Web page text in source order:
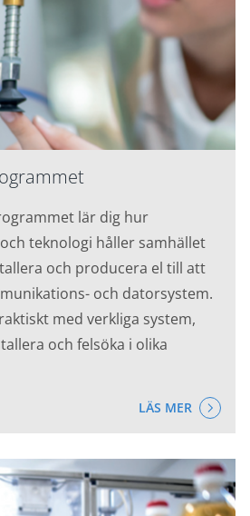
lär dig hur
teknologi håller samhället
och producera el till att
och datorsystem.
med verkliga system,
och felsöka i olika
LÄS MER